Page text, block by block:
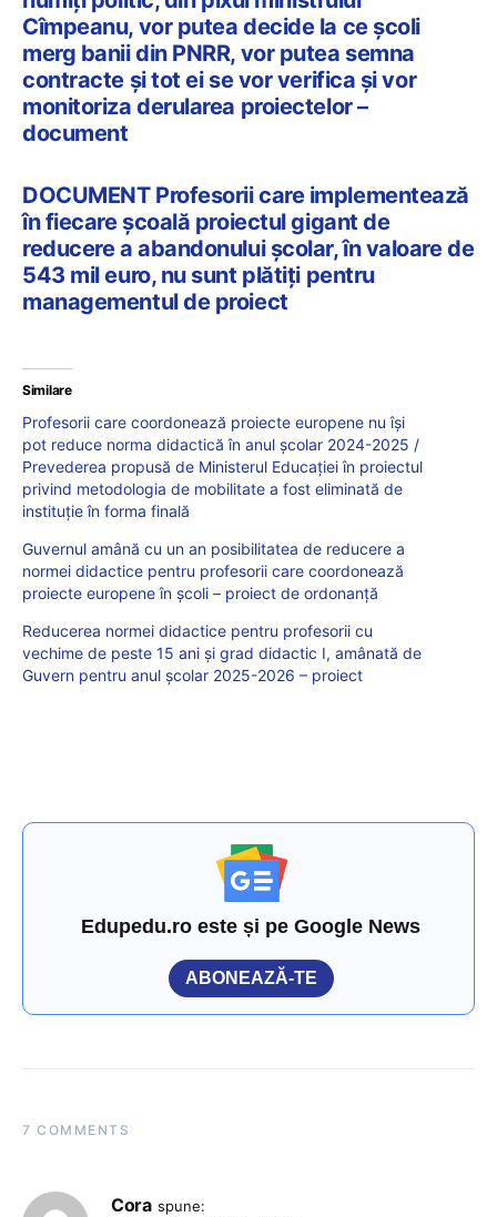
Cîmpeanu, vor putea decide la ce școli
merg banii din PNRR, vor putea semna
contracte și tot ei se vor verifica și vor
monitoriza derularea proiectelor –
document
DOCUMENT Profesorii care implementează
în fiecare școală proiectul gigant de
reducere a abandonului școlar, în valoare de
543 mil euro, nu sunt plătiți pentru
managementul de proiect
Similare
Profesorii care coordonează proiecte europene nu își
pot reduce norma didactică în anul școlar 2024-2025 /
Prevederea propusă de Ministerul Educației în proiectul
privind metodologia de mobilitate a fost eliminată de
instituție în forma finală
Guvernul amână cu un an posibilitatea de reducere a
normei didactice pentru profesorii care coordonează
proiecte europene în școli – proiect de ordonanță
Reducerea normei didactice pentru profesorii cu
vechime de peste 15 ani și grad didactic I, amânată de
Guvern pentru anul școlar 2025-2026 – proiect
Edupedu.ro este și pe Google News
ABONEAZĂ-TE
7 COMMENTS
Cora spune: